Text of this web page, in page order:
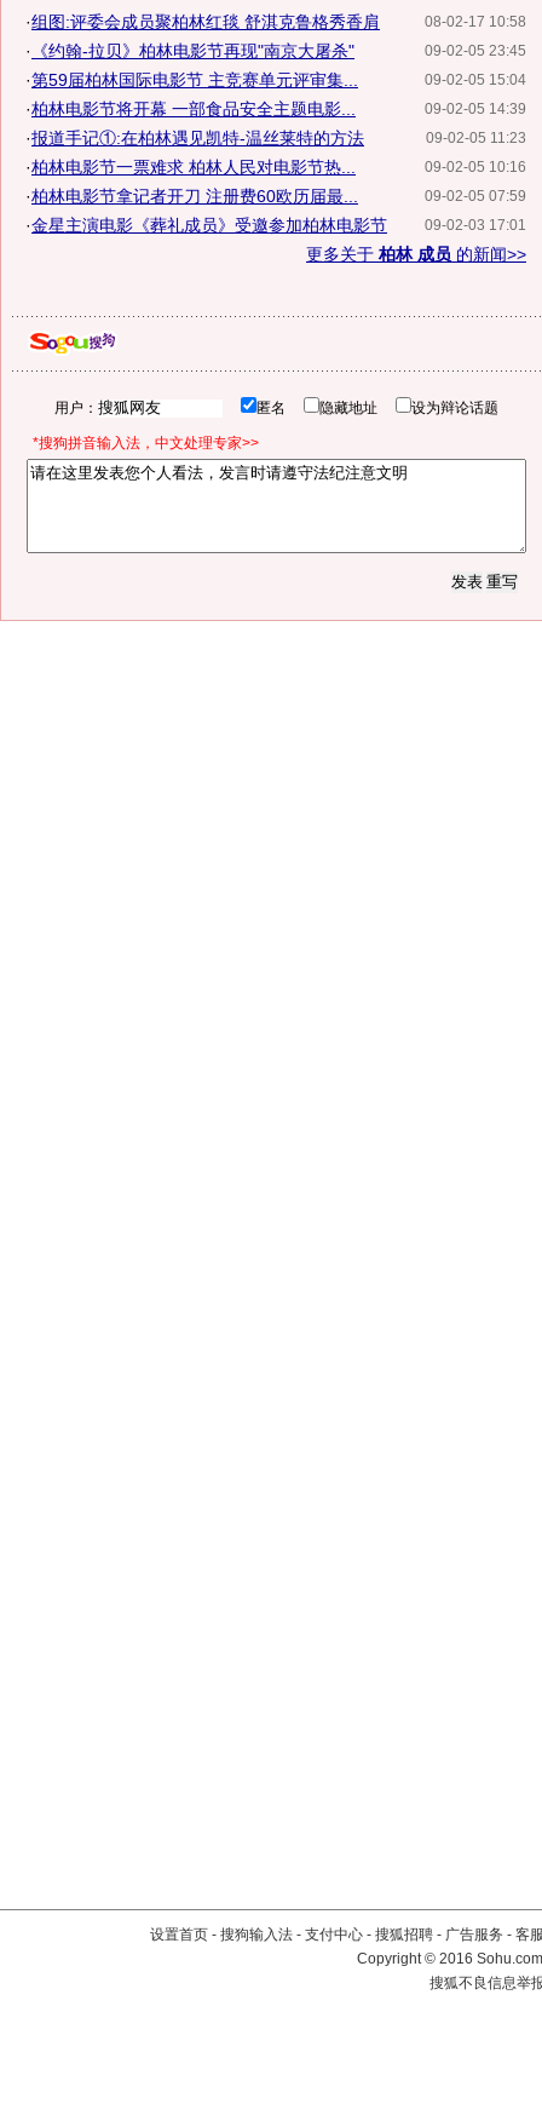
08-02-17 10:58
·组图:评委会成员聚柏林红毯 舒淇克鲁格秀香肩
09-02-05 23:45
· 《约翰-拉贝》柏林电影节再现"南京大屠杀"
09-02-05 15:04
·第59届柏林国际电影节 主竞赛单元评审集...
09-02-05 14:39
·柏林电影节将开幕 一部食品安全主题电影...
09-02-05 11:23
·报道手记①:在柏林遇见凯特-温丝莱特的方法
09-02-05 10:16
·柏林电影节一票难求 柏林人民对电影节热...
09-02-05 07:59
·柏林电影节拿记者开刀 注册费60欧历届最...
09-02-03 17:01
·金星主演电影《葬礼成员》受邀参加柏林电影节
更多关于 柏林 成员 的新闻>>
用户： 匿名 隐藏地址 设为辩论话题
*搜狗拼音输入法，中文处理专家>>
设置首页 - 搜狗输入法 - 支付中心 - 搜狐招聘 - 广告服务 - 客
Copyright©2016
搜狐不良信息举